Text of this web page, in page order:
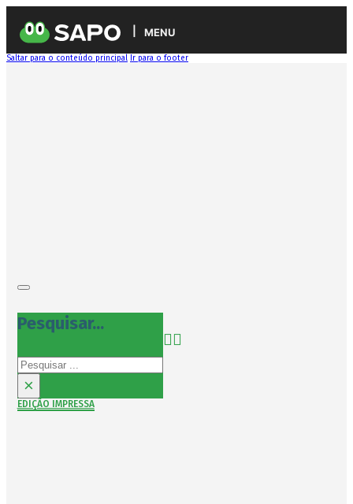
MENU
Saltar para o conteúdo principal Ir para o footer
Pesquisar...
Pesquisar
×
EDIÇÃO IMPRESSA